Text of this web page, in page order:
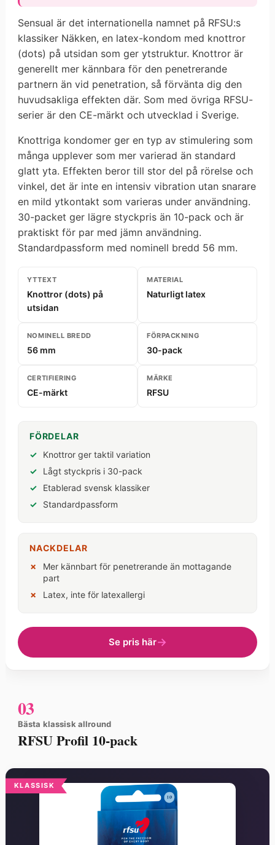
Sensual är det internationella namnet på RFSU:s
klassiker Näkken, en latex-kondom med knottror
(dots) på utsidan som ger ytstruktur. Knottror är
generellt mer kännbara för den penetrerande
partnern än vid penetration, så förvänta dig den
huvudsakliga effekten där. Som med övriga RFSU-
serier är den CE-märkt och utvecklad i Sverige.
Knottriga kondomer ger en typ av stimulering som
många upplever som mer varierad än standard
glatt yta. Effekten beror till stor del på rörelse och
vinkel, det är inte en intensiv vibration utan snarare
en mild ytkontakt som varieras under användning.
30-packet ger lägre styckpris än 10-pack och är
praktiskt för par med jämn användning.
Standardpassform med nominell bredd 56 mm.
YTTEXT
Knottror (dots) på
utsidan
MATERIAL
Naturligt latex
NOMINELL BREDD
56 mm
FÖRPACKNING
30-pack
CERTIFIERING
CE-märkt
MÄRKE
RFSU
FÖRDELAR
Knottror ger taktil variation
Lågt styckpris i 30-pack
Etablerad svensk klassiker
Standardpassform
NACKDELAR
Mer kännbart för penetrerande än mottagande
part
Latex, inte för latexallergi
Se pris här
03
Bästa klassisk allround
RFSU Profil 10-pack
KLASSISK